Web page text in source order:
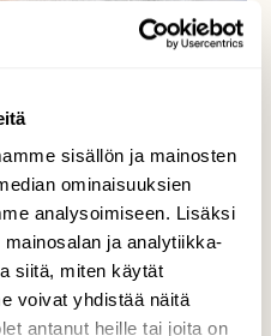
sisällön ja mainosten
ominaisuuksien
analysoimiseen. Lisäksi
ja analytiikka-
siitä, miten käytät
voivat yhdistää näitä
antanut heille tai joita on